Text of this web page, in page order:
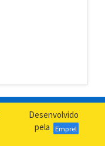
Desenvolvido
pela
Emprel